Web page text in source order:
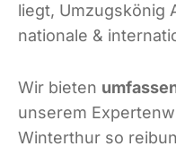
liegt, Umzugskönig
nationale &
Wir bieten
unserem
Winterthur so